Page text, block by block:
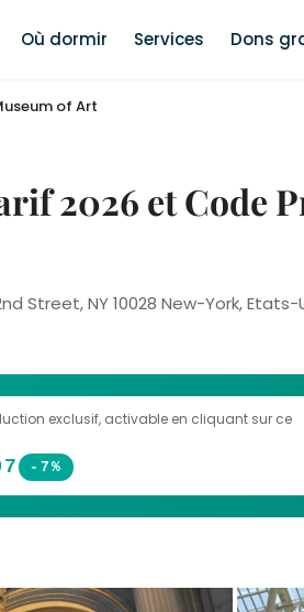
Où dormir Services Dons
of Art
2026 et Code
Street, NY 10028 New-York, Etats-
exclusif, activable en cliquant sur ce
-7%